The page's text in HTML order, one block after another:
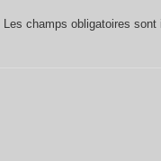
Les champs obligatoires sont